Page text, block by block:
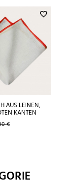
favorite_border
AUS LEINEN,
KANTEN
€